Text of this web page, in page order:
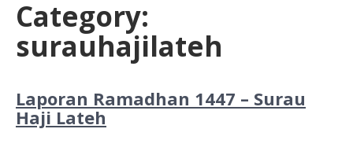
Category:
surauhajilateh
Laporan Ramadhan 1447 – Surau
Haji Lateh